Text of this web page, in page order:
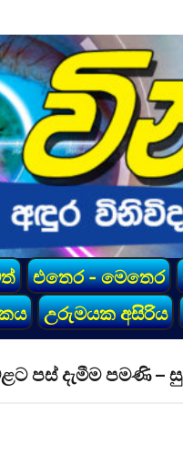
එතෙර - මෙතෙර
උරුමයක අසිරිය
පස් දැමීම පමණි